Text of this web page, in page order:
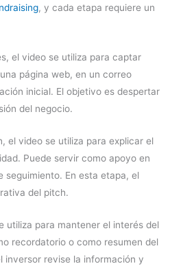
, y cada etapa requiere un
el video se utiliza para captar
página web, en un correo
inicial. El objetivo es despertar
del negocio.
el video se utiliza para explicar el
Puede servir como apoyo en
seguimiento. En esta etapa, el
del pitch.
utiliza para mantener el interés del
recordatorio o como resumen del
inversor revise la información y